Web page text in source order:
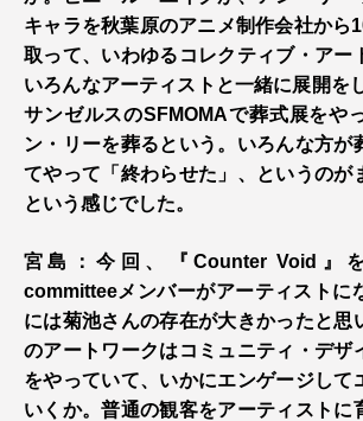
キャラを秋葉原のアニメ制作会社から
取って、いわゆるコレクティブ・アー
いろんなアーティストと一緒に展開を
サンゼルスのSFMOMAで葬式展をや
ン・リーを葬るという。いろんな方が
てやって「終わらせた」、というのが
という感じでした。
宮島：今回、『Counter Void』
committeeメンバーがアーティストに
には菊池さんの存在が大きかったと思
のアートワークはコミュニティ・デザ
をやっていて、いかにエンゲージして
いくか。普通の観客をアーティストに